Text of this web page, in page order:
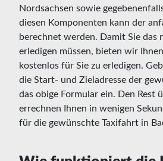
Nordsachsen sowie
diesen Komponenten kann der
berechnet werden. Damit Sie das
erledigen müssen, bieten wir
kostenlos für Sie zu erledigen.
die Start- und Zieladresse der
das obige Formular ein. Den Rest
errechnen Ihnen in wenigen
für die gewünschte Taxifahrt in